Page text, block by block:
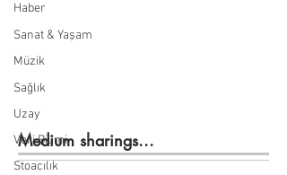
Haber
Sanat & Yaşam
Müzik
Sağlık
Uzay
Veri Bilimi
Stoacılık
Medium sharings...